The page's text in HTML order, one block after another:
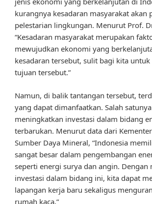
kurangnya kesadaran masyarakat akan
pelestarian lingkungan. Menurut Prof.
“Kesadaran masyarakat merupakan
mewujudkan ekonomi yang
kesadaran tersebut, sulit bagi kita untuk
tujuan tersebut.”
Namun, di balik tantangan tersebut,
yang dapat dimanfaatkan. Salah
meningkatkan investasi dalam bidang
terbarukan. Menurut data dari
Sumber Daya Mineral, “Indonesia
sangat besar dalam pengembangan
seperti energi surya dan angin. Dengan
investasi dalam bidang ini, kita dapat
lapangan kerja baru sekaligus
rumah kaca.”